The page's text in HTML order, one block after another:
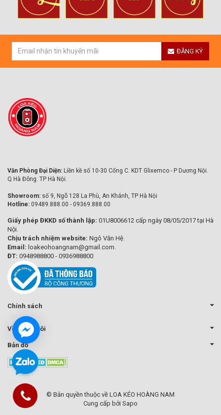
ĐĂNG KÝ
Văn Phòng Đại Diện: Liền kề số 10-30 Cổng C. KDT Glixemco - P Dương Nội.
Q Hà Đông. TP Hà Nội.
Showroom: số 9, Ngõ 128 La Phù, An Khánh, TP Hà Nội
Hotline: 09489.888.00 - 09369.888.00
Giấy phép ĐKKD số thành lập: 01U8006612 cấp ngày 08/05/2017 tại Hà
Nội.
Chịu trách nhiệm website: Ngô Văn Hệ.
Email: loakeohoangnam@gmail.com.
ĐT: 0948988800 - 0936988800
Chính sách
Về chúng tôi
Bản đồ
© Bản quyền thuộc về LOA KÉO HOÀNG NAM
Cung cấp bởi Sapo